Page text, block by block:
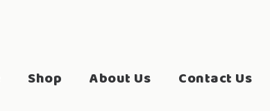
Shop About Us Contact Us